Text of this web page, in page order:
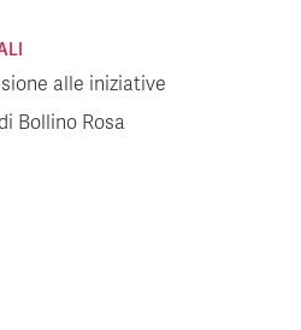
alle iniziative
Bollino Rosa